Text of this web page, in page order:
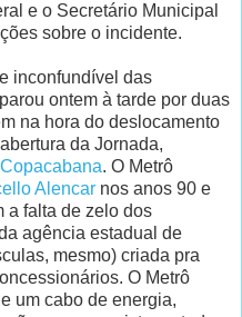
e o Secretário Municipal
sobre o incidente.
inconfundível das
parou ontem à tarde por duas
na hora do deslocamento
da Jornada,
. O Metrô
Alencar nos anos 90 e
a falta de zelo dos
agência estadual de
mesmo) criada pra
O Metrô
um cabo de energia,